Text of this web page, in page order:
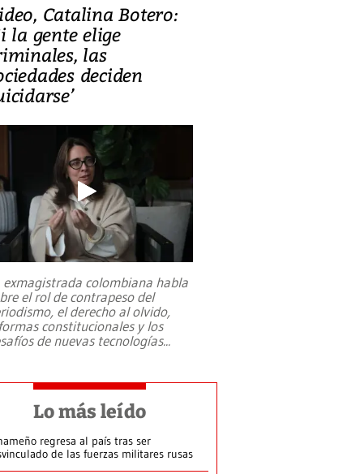
Catalina Botero:
la gente elige
las
deciden
exmagistrada colombiana habla
el rol de contrapeso del
el derecho al olvido,
constitucionales y los
de nuevas tecnologías...
Lo más leído
regresa al país tras ser
de las fuerzas militares rusas